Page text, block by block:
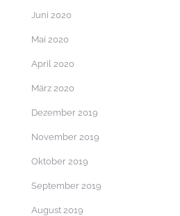
Juni 2020
Mai 2020
April 2020
März 2020
Dezember 2019
November 2019
Oktober 2019
September 2019
August 2019